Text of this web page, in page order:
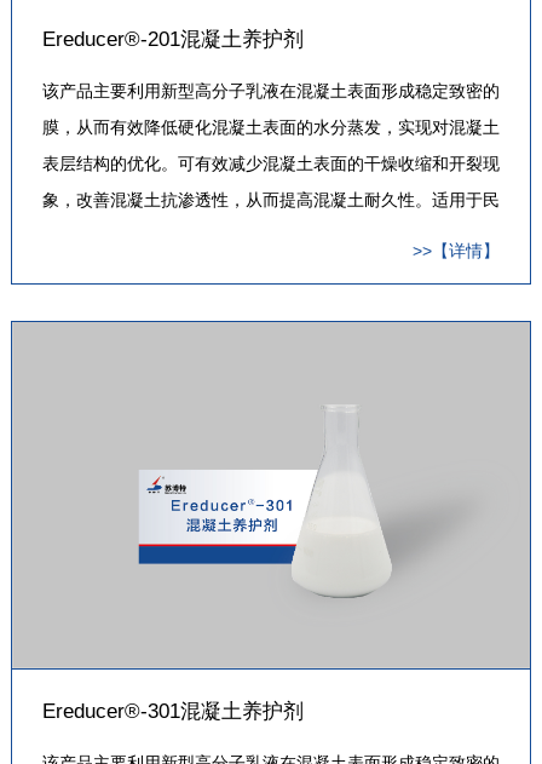
Ereducer®-201混凝土养护剂
该产品主要利用新型高分子乳液在混凝土表面形成稳定致密的
膜，从而有效降低硬化混凝土表面的水分蒸发，实现对混凝土
表层结构的优化。可有效减少混凝土表面的干燥收缩和开裂现
象，改善混凝土抗渗透性，从而提高混凝土耐久性。适用于民
>>【详情】
Ereducer®-301混凝土养护剂